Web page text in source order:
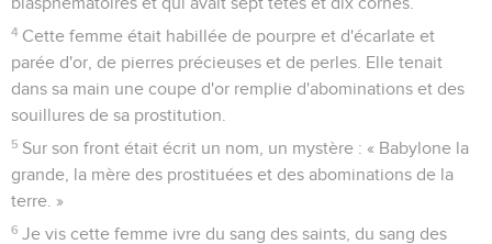
4 Cette femme était habillée de pourpre et d'écarlate et
parée d'or, de pierres précieuses et de perles. Elle tenait
dans sa main une coupe d'or remplie d'abominations et des
souillures de sa prostitution.
5 Sur son front était écrit un nom, un mystère : « Babylone la
grande, la mère des prostituées et des abominations de la
terre. »
6 Je vis cette femme ivre du sang des saints, du sang des